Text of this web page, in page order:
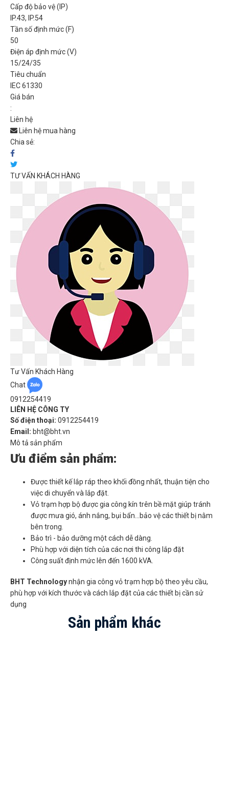
Cấp độ bảo vệ (IP)
IP.43, IP.54
Tần số định mức (F)
50
Điện áp định mức (V)
15/24/35
Tiêu chuẩn
IEC 61330
Giá bán
:
Liên hệ
Liên hệ mua hàng
Chia sẻ:
TƯ VẤN KHÁCH HÀNG
Tư Vấn Khách Hàng
Chat
0912254419
LIÊN HỆ CÔNG TY
Số điện thoại: 0912254419
Email: bht@bht.vn
Mô tả sản phẩm
Ưu điểm sản phẩm:
Được thiết kế lắp ráp theo khối đồng nhất, thuận tiện cho
việc di chuyển và lắp đặt.
Vỏ trạm hợp bộ được gia công kín trên bề mặt giúp tránh
được mưa gió, ánh nắng, bụi bẩn...bảo vệ các thiết bị nằm
bên trong.
Bảo trì - bảo dưỡng một cách dễ dàng.
Phù hợp với diện tích của các nơi thi công lắp đặt
Công suất định mức lên đến 1600 kVA.
BHT Technologynhận gia công vỏ trạm hợp bộ theo yêu cầu,
phù hợp với kích thước và cách lắp đặt của các thiết bị cần sử
dụng
Sản phẩm khác